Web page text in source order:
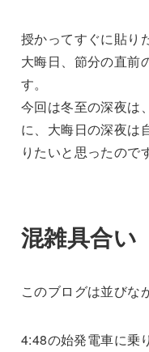
授かってすぐに貼り
大晦日、節分の直前
す。
今回は冬至の深夜は
に、大晦日の深夜は
りたいと思ったのです
混雑具合い
このブログは並びな
4:48の始発電車に乗